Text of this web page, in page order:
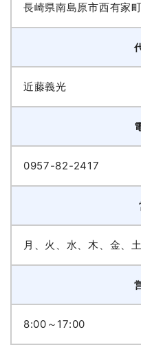
長崎県南島原市西有家
近藤義光
0957-82-2417
月、火、水、木、金、土
8:00～17:00